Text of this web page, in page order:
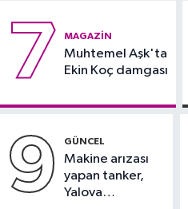
7 MAGAZIN
Muhtemel Aşk'ta
Ekin Koç damgası
9 GÜNCEL
Makine arızası
yapan tanker,
Yalova